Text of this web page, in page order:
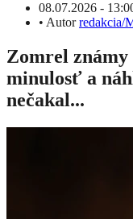
08.07.2026 -
• Autorredakcia/
Zomrel známy
minulosť a
nečakal...